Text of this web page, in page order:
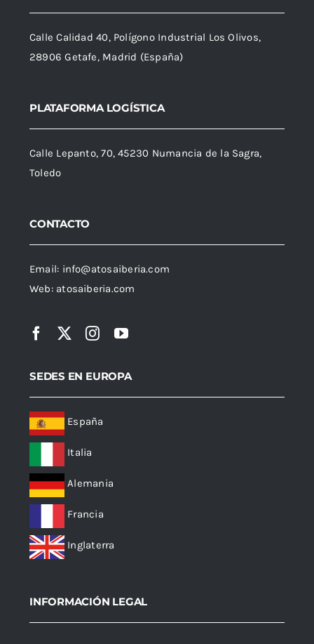
Calle Calidad 40, Polígono Industrial Los Olivos,
28906 Getafe, Madrid (España)
PLATAFORMA LOGÍSTICA
Calle Lepanto, 70, 45230 Numancia de la Sagra,
Toledo
CONTACTO
Email: info@atosaiberia.com
Web: atosaiberia.com
SEDES EN EUROPA
España
Italia
Alemania
Francia
Inglaterra
INFORMACIÓN LEGAL